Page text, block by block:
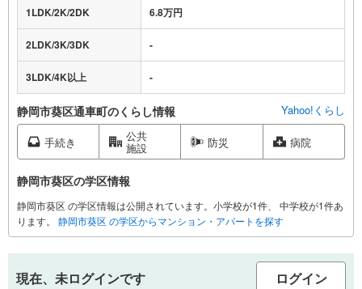
1LDK/2K/2DK 6.8万円
2LDK/3K/3DK -
3LDK/4K以上 -
静岡市葵区通車町のくらし情報 Yahoo!くらし
手続き 公共
施設 防災 病院
静岡市葵区の学区情報
静岡市葵区 の学区情報は公開されています。小学校が1件、 中学校が1件あ
ります。
静岡市葵区 の学区からマンション・アパートを探す
現在、未ログインです ログイン